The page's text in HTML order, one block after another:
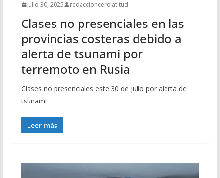
julio 30, 2025 redaccioncerolatitud
Clases no presenciales en las
provincias costeras debido a
alerta de tsunami por
terremoto en Rusia
Clases no presenciales este 30 de julio por alerta de
tsunami
Leer más